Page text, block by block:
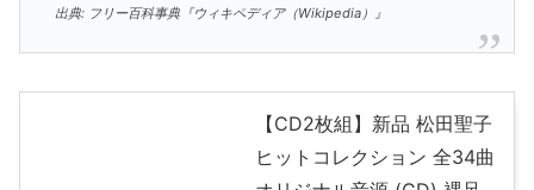
出典: フリー百科事典『ウィキペディア（Wikipedia）』
【CD2枚組】新品 松田聖子
ヒットコレクション 全34曲